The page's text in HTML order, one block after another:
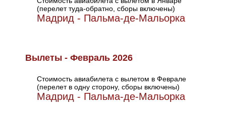
(перелет туда-обратно, сборы включены)
Мадрид - Пальма-де-Мальорка
Вылеты - Февраль 2026
Стоимость авиабилета с вылетом в Феврале
(перелет в одну сторону, сборы включены)
Мадрид - Пальма-де-Мальорка